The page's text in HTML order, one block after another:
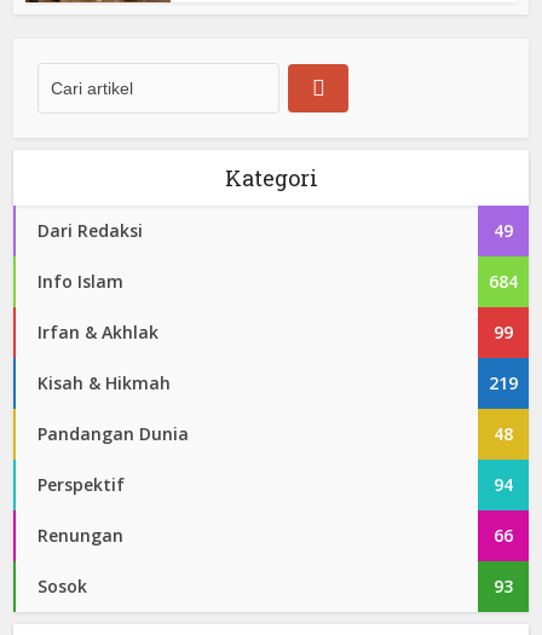
Kategori
Dari Redaksi 49
Info Islam 684
Irfan & Akhlak 99
Kisah & Hikmah 219
Pandangan Dunia 48
Perspektif 94
Renungan 66
Sosok 93